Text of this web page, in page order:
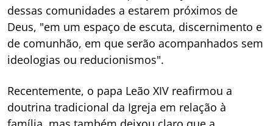
dessas comunidades a estarem próximos de
Deus, "em um espaço de escuta, discernimento e
de comunhão, em que serão acompanhados sem
ideologias ou reducionismos".
Recentemente, o papa Leão XIV reafirmou a
doutrina tradicional da Igreja em relação à